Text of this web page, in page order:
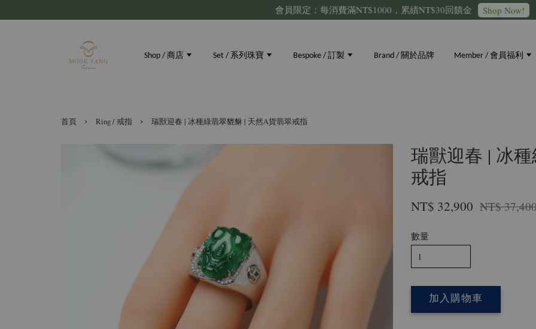
會員限定：每消費滿NT$1000，累績NT$30回饋金 Shop Now!
Shop / 商店 Set / 系列珠寶 Bespoke / 訂製 Brand / 關於品牌 Member / 會員福利
首頁 › Ring / 戒指 › 瑞獸迎春 | 冰種綠翡翠貔貅 | 天然A貨翡翠戒指
瑞獸迎春 | 冰
戒指
NT$ 32,900 NT$
數量
加入購物車